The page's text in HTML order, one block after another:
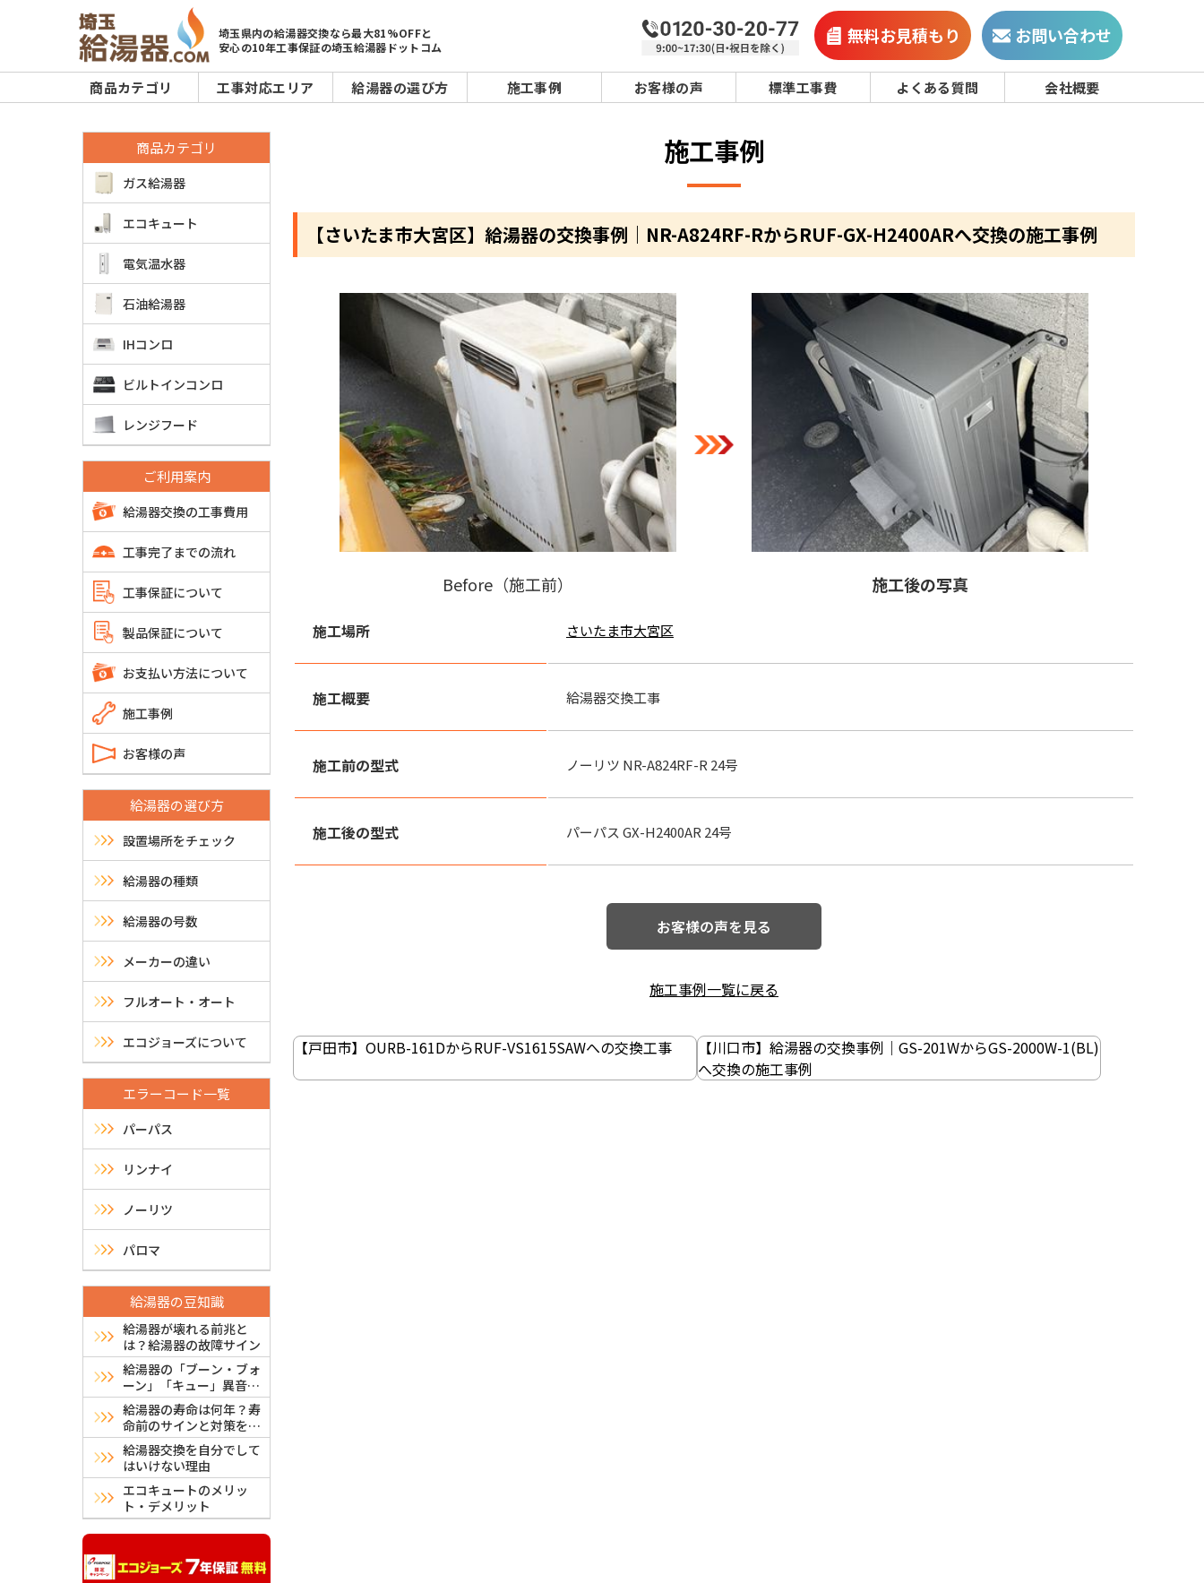
埼玉県内の給湯器交換なら最大81%OFFと
安心の10年工事保証の埼玉給湯器ドットコム
無料お見積もり お問い合わせ
商品カテゴリ 工事対応エリア 給湯器の選び方 施工事例 お客様の声 標準工事費 よくある質問 会社概要
商品カテゴリ
ガス給湯器
エコキュート
電気温水器
石油給湯器
IHコンロ
ビルトインコンロ
レンジフード
ご利用案内
給湯器交換の工事費用
工事完了までの流れ
工事保証について
製品保証について
お支払い方法について
施工事例
お客様の声
給湯器の選び方
設置場所をチェック
給湯器の種類
給湯器の号数
メーカーの違い
フルオート・オート
エコジョーズについて
エラーコード一覧
パーパス
リンナイ
ノーリツ
パロマ
給湯器の豆知識
給湯器が壊れる前兆と
は？給湯器の故障サイン
給湯器の「ブーン・ブォ
ーン」「キュー」異音は
故障？危険？原因と対処
法
給湯器の寿命は何年？寿
命前のサインと対策を解
説
給湯器交換を自分でして
はいけない理由
エコキュートのメリッ
ト・デメリット
施工事例
【さいたま市大宮区】給湯器の交換事例｜NR-A824RF-RからRUF-GX-H2400ARへ交換の施工事例
Before（施工前） 施工後の写真
施工場所 さいたま市大宮区
施工概要 給湯器交換工事
施工前の型式 ノーリツ NR-A824RF-R 24号
施工後の型式 パーパス GX-H2400AR 24号
お客様の声を見る
施工事例一覧に戻る
稿
ナ
【戸田市】OURB-161DからRUF-VS1615SAWへの交換工事
【川口市】給湯器の交換事例｜GS-201WからGS-2000W-1(BL)
へ交換の施工事例